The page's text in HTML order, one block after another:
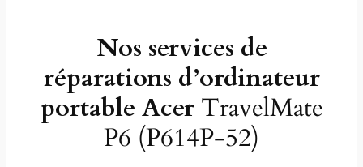
Nos services de
réparations d’ordinateur
portable AcerTravelMate
P6 (P614P-52)